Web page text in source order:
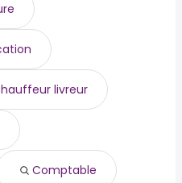
livreur
Comptable